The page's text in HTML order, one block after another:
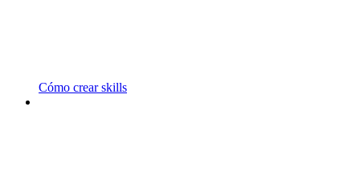
Cómo crear skills